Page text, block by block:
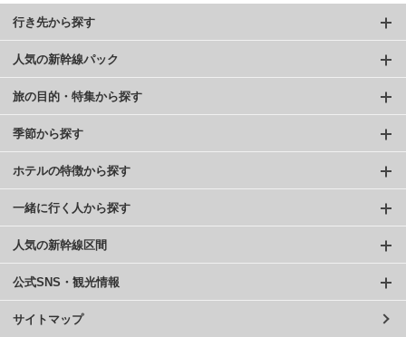
行き先から探す
人気の新幹線パック
旅の目的・特集から探す
季節から探す
ホテルの特徴から探す
一緒に行く人から探す
人気の新幹線区間
公式SNS・観光情報
サイトマップ